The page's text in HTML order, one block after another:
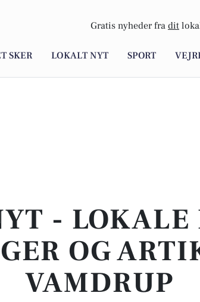
Gratis nyheder fra dit
SKER LOKALT NYT SPORT
-
OG
VAMDRUP